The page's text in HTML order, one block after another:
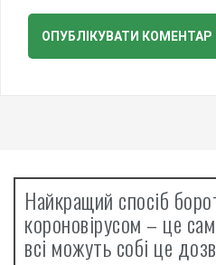
Найкращий спосіб
короновірусом – це
всі можуть собі це